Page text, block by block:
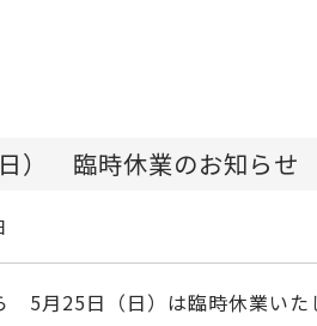
） 臨時休業のお知らせ
5月25日（日）は臨時休業いた